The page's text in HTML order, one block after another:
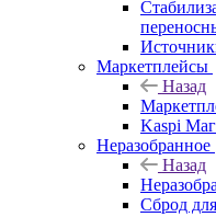
Маркетплейсы
Назад
Kaspi
Неразобранное
Назад
Сброд